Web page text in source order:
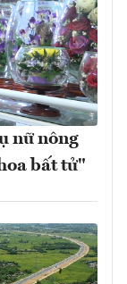
nữ nông
bất tử"